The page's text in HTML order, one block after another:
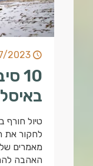
2023
10
טיול חורף
לחקור את
מאמרים
האהבה